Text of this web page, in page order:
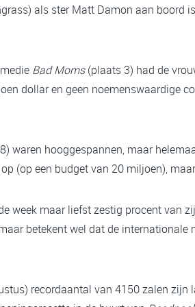
als ster Matt Damon aan boord
Bad Moms(plaats 3) had de
dollar en geen noemenswaardige
waren hooggespannen, maar
(op een budget van 20 miljoen),
week maar liefst zestig procent van
betekent wel dat de
recordaantal van 4150 zalen zijn